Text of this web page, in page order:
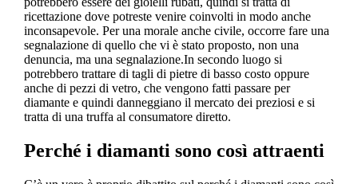
ricettazione dove potreste venire coinvolti in modo anche
inconsapevole. Per una morale anche civile, occorre fare una
segnalazione di quello che vi è stato proposto, non una
denuncia, ma una segnalazione.In secondo luogo si
potrebbero trattare di tagli di pietre di basso costo oppure
anche di pezzi di vetro, che vengono fatti passare per
diamante e quindi danneggiano il mercato dei preziosi e si
tratta di una truffa al consumatore diretto.
Perché i diamanti sono così attraenti